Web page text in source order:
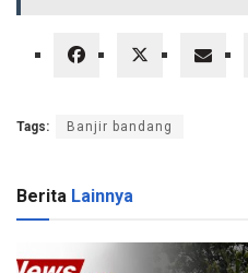
Tags: Banjir bandang
Berita Lainnya